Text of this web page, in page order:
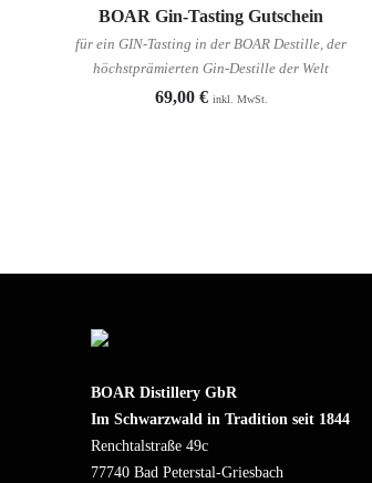
Optionen auswählen
BOAR Gin-Tasting Gutschein
für ein GIN-Tasting in der BOAR Destille, der
höchstprämierten Gin-Destille der Welt
69,00 € inkl. MwSt.
BOAR Distillery GbR
Im Schwarzwald in Tradition seit 1844
Renchtalstraße 49c
77740 Bad Peterstal-Griesbach